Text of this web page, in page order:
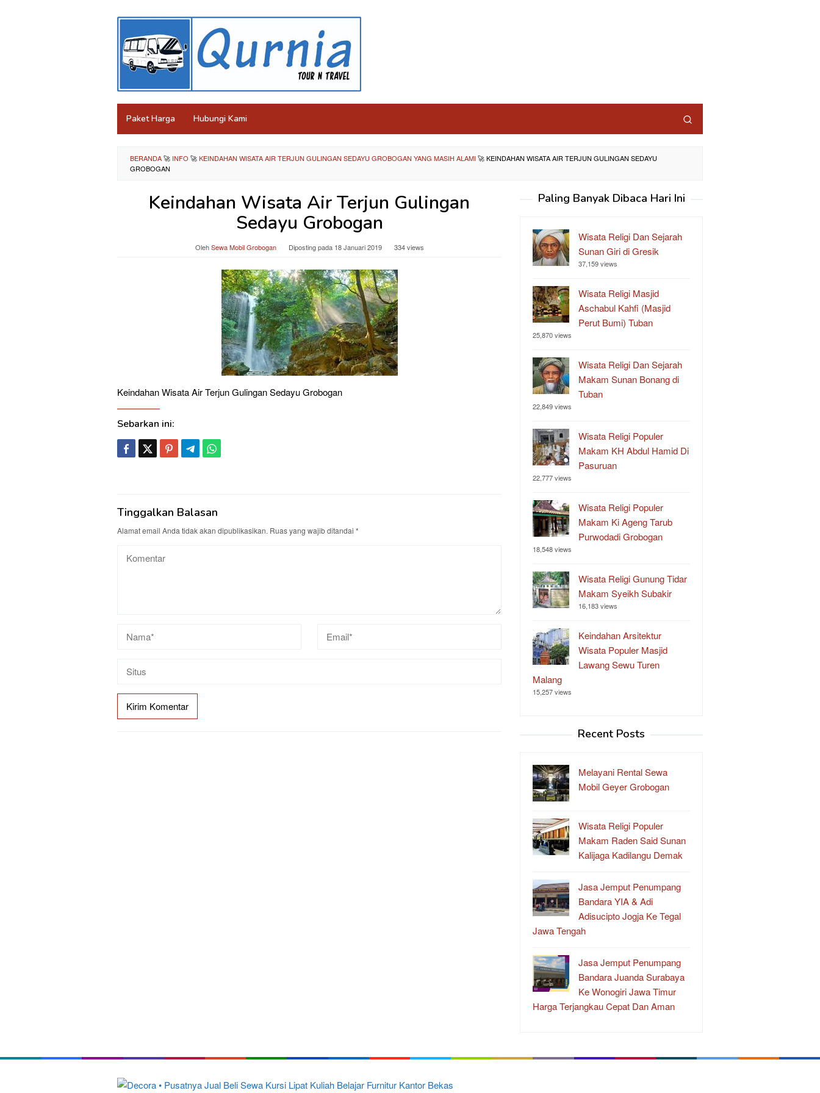
Paket Harga Hubungi Kami
BERANDA🚀 INFO 🚀KEINDAHAN WISATA AIR TERJUN GULINGAN SEDAYU GROBOGAN YANG MASIH ALAMI🚀KEINDAHAN WISATA AIR TERJUN GULINGAN SEDAYU
GROBOGAN
Keindahan Wisata Air Terjun Gulingan
Sedayu Grobogan
OlehSewa Mobil Grobogan Diposting pada 18 Januari 2019 334 views
Keindahan Wisata Air Terjun Gulingan Sedayu Grobogan
Sebarkan ini:
Tinggalkan Balasan
Alamat email Anda tidak akan dipublikasikan. Ruas yang wajib ditandai *
Paling Banyak Dibaca Hari Ini
Wisata Religi Dan Sejarah
Sunan Giri di Gresik
37,159 views
Wisata Religi Masjid
Aschabul Kahfi (Masjid
Perut Bumi) Tuban
25,870 views
Wisata Religi Dan Sejarah
Makam Sunan Bonang di
Tuban
22,849 views
Wisata Religi Populer
Makam KH Abdul Hamid Di
Pasuruan
22,777 views
Wisata Religi Populer
Makam Ki Ageng Tarub
Purwodadi Grobogan
18,548 views
Wisata Religi Gunung Tidar
Makam Syeikh Subakir
16,183 views
Keindahan Arsitektur
Wisata Populer Masjid
Lawang Sewu Turen
Malang
15,257 views
Recent Posts
Melayani Rental Sewa
Mobil Geyer Grobogan
Wisata Religi Populer
Makam Raden Said Sunan
Kalijaga Kadilangu Demak
Jasa Jemput Penumpang
Bandara YIA & Adi
Adisucipto Jogja Ke Tegal
Jawa Tengah
Jasa Jemput Penumpang
Bandara Juanda Surabaya
Ke Wonogiri Jawa Timur
Harga Terjangkau Cepat Dan Aman